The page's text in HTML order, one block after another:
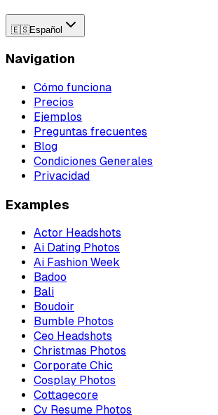
🇪🇸Español
Navigation
Cómo funciona
Precios
Ejemplos
Preguntas frecuentes
Blog
Condiciones Generales
Privacidad
Examples
Actor Headshots
Ai Dating Photos
Ai Fashion Week
Badoo
Bali
Boudoir
Bumble Photos
Ceo Headshots
Christmas Photos
Corporate Chic
Cosplay Photos
Cottagecore
Cv Resume Photos